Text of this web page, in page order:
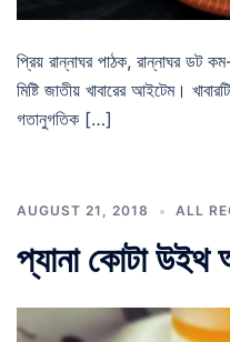
প্রিয় রান্নাঘর পাঠক, রান্নাঘর
মিষ্টি জাতীয় খাবারের আইটেম।
গতানুগতিক […]
AUGUST 21, 2018 ALL
প্যানা কোটা উইথ